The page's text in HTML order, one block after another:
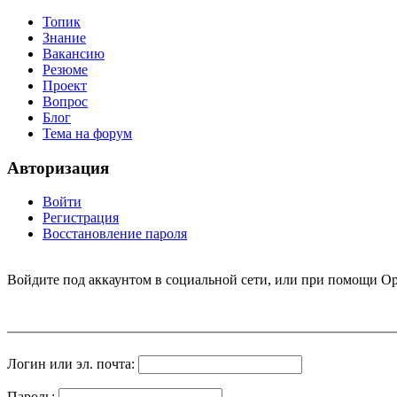
Топик
Знание
Вакансию
Резюме
Проект
Вопрос
Блог
Тема на форум
Авторизация
Войти
Регистрация
Восстановление пароля
Войдите под аккаунтом в социальной сети, или при помощи
Логин или эл. почта: